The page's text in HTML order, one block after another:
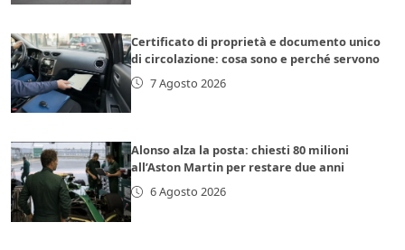
Certificato di proprietà e documento unico
di circolazione: cosa sono e perché servono
7 Agosto 2026
Alonso alza la posta: chiesti 80 milioni
all’Aston Martin per restare due anni
6 Agosto 2026